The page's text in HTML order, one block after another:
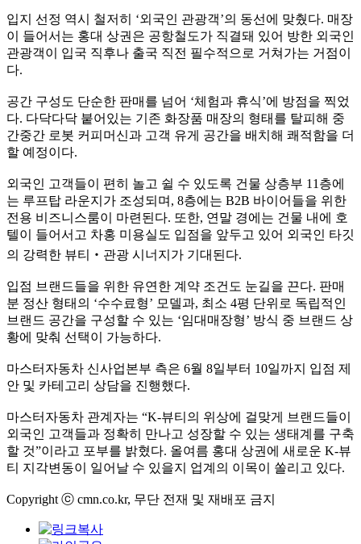
입지 선정 역시 철저히 ‘외국인 관광객’의 동선에 맞췄다. 매장
이 들어서는 홍대 상권은 공항철도가 직결돼 있어 방한 외국인
관광객이 입국 직후나 출국 직전 필수적으로 거쳐가는 거점이
다.
공간 구성도 단순한 판매를 넘어 ‘체험과 휴식’에 방점을 찍었
다. 다닥다닥 붙어있는 기존 화장품 매장의 형태를 탈피해 중
간중간 로봇 커피머신과 고객 유게 공간을 배치해 쾌적함을 더
할 예정이다.
외국인 고객들이 편히 놀고 쉴 수 있도록 건물 상층부 11층에
는 루프탑 라운지가 조성되며, 8층에는 B2B 바이어들을 위한
전용 비즈니스룸이 마련된다. 또한, 연말 경에는 건물 내에 호
텔이 들어서고 차홍 미용실도 입점을 앞두고 있어 외국인 타깃
의 강력한 뷰티‧관광 시너지가 기대된다.
입점 브랜드들을 위한 유연한 계약 조건도 눈길을 끈다. 판매
분 정산 형태의 ‘수수료형’ 모델과, 최소 4평 단위로 독립적인
브랜드 공간을 구성할 수 있는 ‘임대매장형’ 방식 중 브랜드 상
황에 맞춰 선택이 가능하다.
마스터자동차 신사업본부 측은 6월 8일부터 10일까지 입점 제
안 및 카테고리 상담을 진행했다.
마스터자동차 관계자는 “K-뷰티의 위상에 걸맞게 브랜드들이
외국인 고객들과 정확히 만나고 성장할 수 있는 생태계를 구축
할 것”이라고 포부를 밝혔다. 올여름 홍대 상권에 새로운 K-뷰
티 지각변동이 일어날 수 있을지 업계의 이목이 쏠리고 있다.
Copyright ⓒ cmn.co.kr, 무단 전재 및 재배포 금지